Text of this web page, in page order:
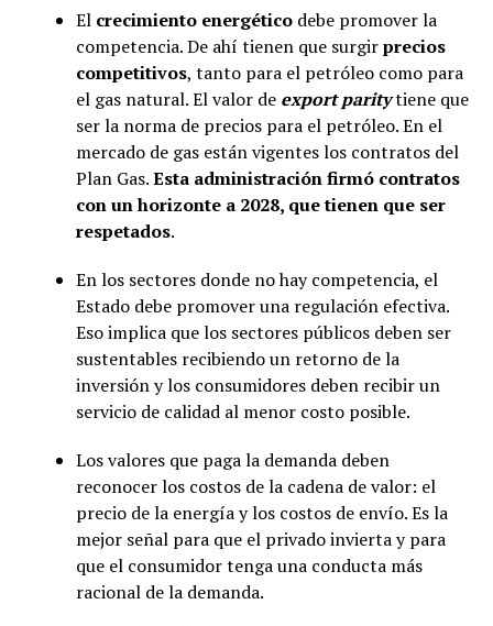
El crecimiento energéticodebe promover la
competencia. De ahí tienen que surgirprecios
competitivos, tanto para el petróleo como para
el gas natural. El valor de export paritytiene que
ser la norma de precios para el petróleo. En el
mercado de gas están vigentes los contratos del
Plan Gas.Esta administración firmó contratos
con un horizonte a 2028, que tienen que ser
respetados.
En los sectores donde no hay competencia, el
Estado debe promover una regulación efectiva.
Eso implica que los sectores públicos deben ser
sustentables recibiendo un retorno de la
inversión y los consumidores deben recibir un
servicio de calidad al menor costo posible.
Los valores que paga la demanda deben
reconocer los costos de la cadena de valor: el
precio de la energía y los costos de envío. Es la
mejor señal para que el privado invierta y para
que el consumidor tenga una conducta más
racional de la demanda.